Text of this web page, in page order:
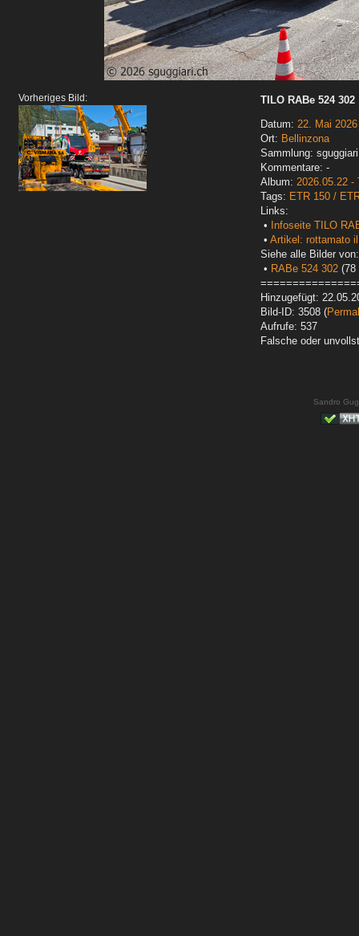
Vorheriges Bild:
TILO RABe 524 302
Datum: 22. Mai 2026
Ort: Bellinzona
Sammlung:
Kommentare: -
Album: 2026.05.22 -
Tags: ETR 150 /
Links:
•
Infoseite TILO
• Artikel: rottamato
Siehe alle Bilder von:
• RABe 524 302 (78
Hinzugefügt:
Bild-ID: 3508 (
Aufrufe: 537
Falsche oder
Sandro